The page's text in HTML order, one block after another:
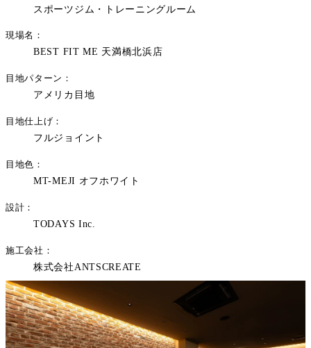
スポーツジム・トレーニングルーム
現場名
BEST FIT ME 天満橋北浜店
目地パターン
アメリカ目地
目地仕上げ
フルジョイント
目地色
MT-MEJI オフホワイト
設計
TODAYS Inc.
施工会社
株式会社ANTSCREATE